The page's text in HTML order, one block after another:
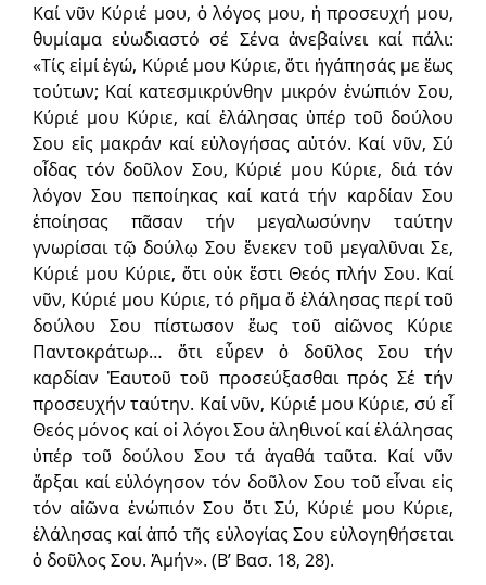
Καί νῦν Κύριέ μου, ὁ λόγος μου, ἡ προσευχή μου,
θυμίαμα εὐωδιαστό σέ Σένα ἀνεβαίνει καί πάλι:
«Τίς εἰμί ἐγώ, Κύριέ μου Κύριε, ὅτι ἠγάπησάς με ἕως
τούτων; Καί κατεσμικρύνθην μικρόν ἐνώπιόν Σου,
Κύριέ μου Κύριε, καί ἐλάλησας ὑπέρ τοῦ δούλου
Σου εἰς μακράν καί εὐλογήσας αὐτόν. Καί νῦν, Σύ
οἶδας τόν δοῦλον Σου, Κύριέ μου Κύριε, διά τόν
λόγον Σου πεποίηκας καί κατά τήν καρδίαν Σου
ἐποίησας πᾶσαν τήν μεγαλωσύνην ταύτην
γνωρίσαι τῷ δούλῳ Σου ἕνεκεν τοῦ μεγαλῦναι Σε,
Κύριέ μου Κύριε, ὅτι οὐκ ἔστι Θεός πλήν Σου. Καί
νῦν, Κύριέ μου Κύριε, τό ρῆμα ὅ ἐλάλησας περί τοῦ
δούλου Σου πίστωσον ἕως τοῦ αἰῶνος Κύριε
Παντοκράτωρ… ὅτι εὗρεν ὁ δοῦλος Σου τήν
καρδίαν Ἑαυτοῦ τοῦ προσεύξασθαι πρός Σέ τήν
προσευχήν ταύτην. Καί νῦν, Κύριέ μου Κύριε, σύ εἶ
Θεός μόνος καί οἱ λόγοι Σου ἀληθινοί καί ἐλάλησας
ὑπέρ τοῦ δούλου Σου τά ἀγαθά ταῦτα. Καί νῦν
ἄρξαι καί εὐλόγησον τόν δοῦλον Σου τοῦ εἶναι εἰς
τόν αἰῶνα ἐνώπιόν Σου ὅτι Σύ, Κύριέ μου Κύριε,
ἐλάλησας καί ἀπό τῆς εὐλογίας Σου εὐλογηθήσεται
ὁ δοῦλος Σου. Ἀμήν». (Β’ Βασ. 18, 28).